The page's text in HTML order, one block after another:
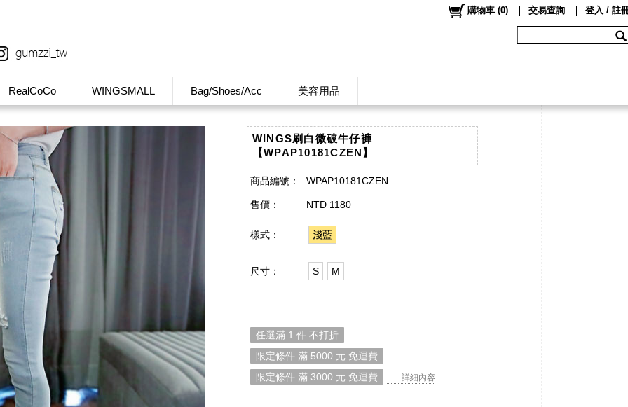
RealCoCo WINGSMALL Bag/Shoes/Acc 美容用品
購物車 (0) 交易查詢 登入 / 註
WINGS刷白微破牛仔褲
【WPAP10181CZEN】
商品編號： WPAP10181CZEN
售價： NTD 1180
樣式： 淺藍
尺寸： S M
任選滿 1 件 不打折
限定條件 滿 5000 元 免運費
限定條件 滿 3000 元 免運費
. . . 詳細內容